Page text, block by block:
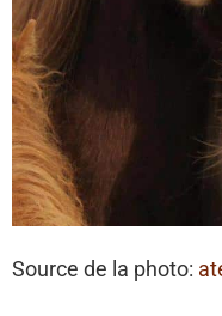
Source de la photo: